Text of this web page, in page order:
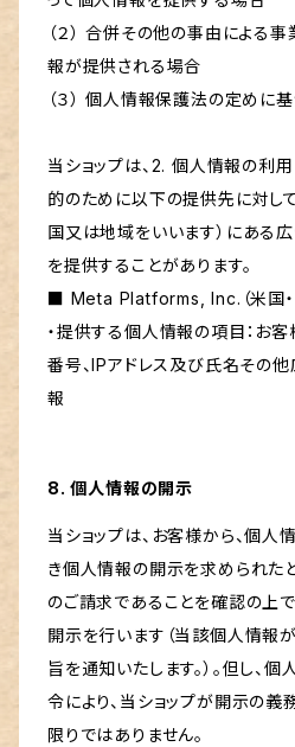
（２） 合併その他の事由による
報が提供される場合
（３） 個人情報保護法の定めに
当ショップは、2. 個人情報の利
的のために以下の提供先に対し
国又は地域をいいます）にある
を提供することがあります。
■ Meta Platforms, Inc.（米国・
・提供する個人情報の項目：お客
番号、IPアドレス及び氏名その
報
8. 個人情報の開示
当ショップは、お客様から、個
き個人情報の開示を求められた
のご請求であることを確認の上で
開示を行います（当該個人情報
旨を通知いたします。）。但し、
令により、当ショップが開示の義
限りではありません。